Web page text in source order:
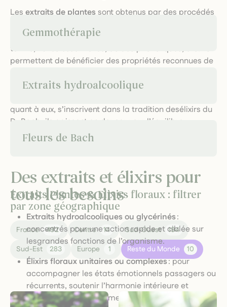
Les extraits de plantessont obtenus par des procédés
préservent l’intégrité des principes actifs : flavonoïdes,
tanins, huiles essentielles, acides phénoliques, etc. Ils
permettent de bénéficier des propriétés reconnues de
d’accompagner la digestion, de favoriser la détente ou
quant à eux, s’inscrivent dans la tradition desélixirs du
Dr Bach : ils agissent en douceur sur l’équilibre
émotionnel, la gestion du stress, laconfiance ou la
Des extraits et élixirs pour
tous les besoins
Extraits hydroalcooliques ou glycérinés:
concentrés pour une action rapide et ciblée sur
lesgrandes fonctions de l’organisme.
Élixirs floraux unitaires ou complexes: pour
accompagner les états émotionnels passagers ou
récurrents, soutenir l’harmonie intérieure et
favoriser l’épanouissement personnel.
Gemmothérapie
Extraits hydroalcoolique
Fleurs de Bach
Extraits Plantes & Elixirs floraux : filtrer
par zone géographique
France 492 Centre 14 Sud-Ouest
194
Sud-Est
283 Europe 1 Reste du Monde 10